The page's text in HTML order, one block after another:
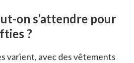
on s’attendre pour
?
varient, avec des vêtements